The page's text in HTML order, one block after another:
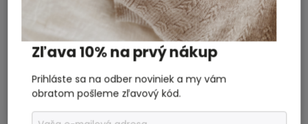
Kozmetika
Rozmery
19 × 13,5 × 0,3 cm
Vhodné pre: Chlapec, Dievča, Dámy, Dospelý
Zľava 10% na prvý nákup
Prihláste sa na odber noviniek a my vám
obratom pošleme zľavový kód.